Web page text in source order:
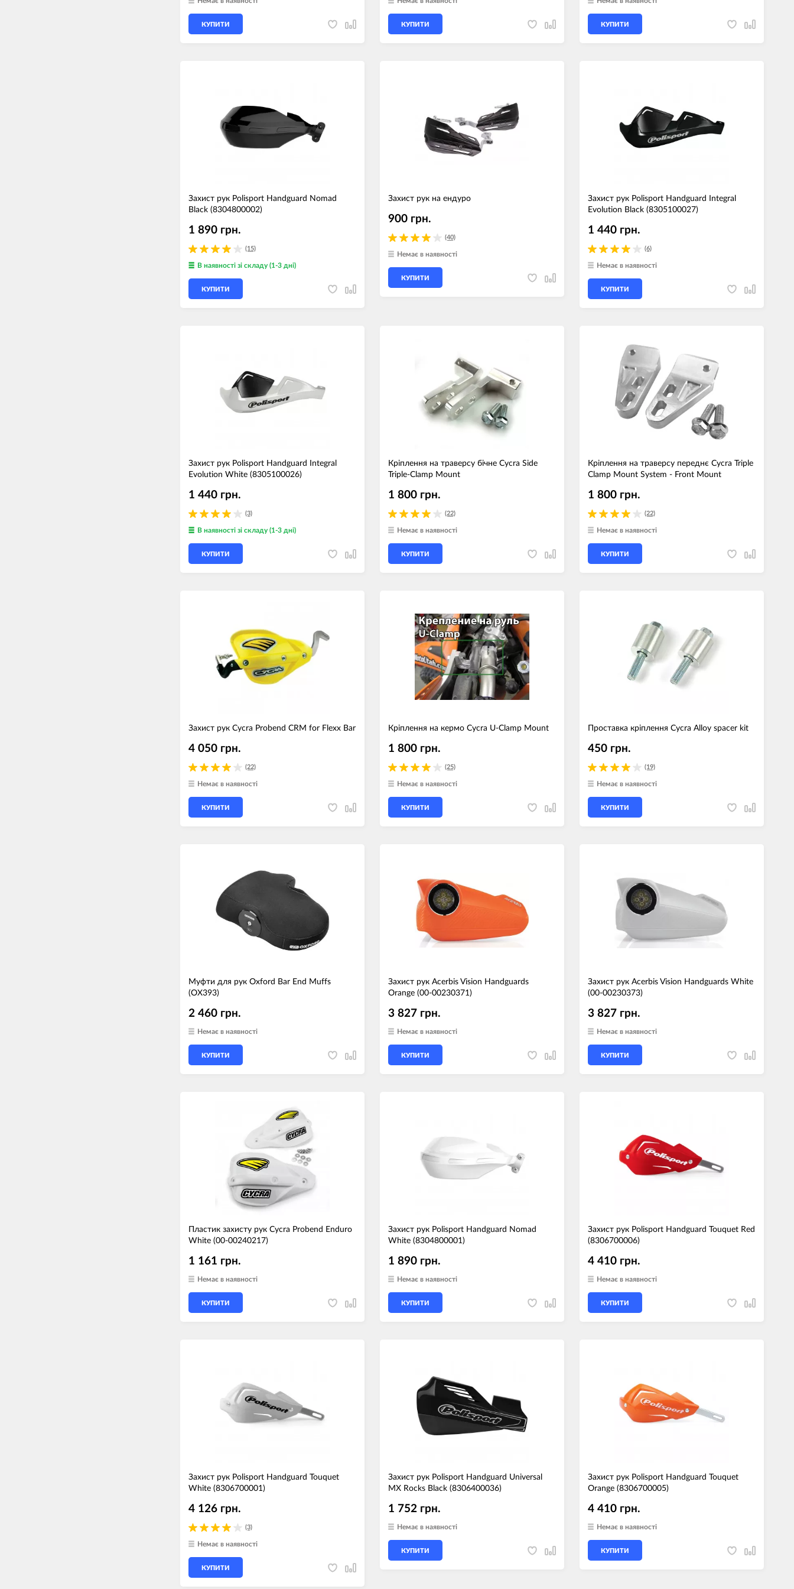
КУПИТИ КУПИТИ КУПИТИ
Захист рук Polisport Handguard Nomad
Black (8304800002)
(15)
1 890 грн.
В наявності зі складу (1-3 дні)
КУПИТИ
Захист рук на ендуро
(40)
900 грн.
Немає в наявності
КУПИТИ
Захист рук Polisport Handguard Integral
Evolution Black (8305100027)
(6)
1 440 грн.
Немає в наявності
КУПИТИ
Захист рук Polisport Handguard Integral
Evolution White (8305100026)
(3)
1 440 грн.
В наявності зі складу (1-3 дні)
КУПИТИ
Кріплення на траверсу бічне Cycra Side
Triple-Clamp Mount
(22)
1 800 грн.
Немає в наявності
КУПИТИ
Кріплення на траверсу переднє Cycra Triple
Clamp Mount System - Front Mount
(22)
1 800 грн.
Немає в наявності
КУПИТИ
Захист рук Cycra Probend CRM for Flexx Bar
(22)
4 050 грн.
Немає в наявності
КУПИТИ
Кріплення на кермо Cycra U-Clamp Mount
(25)
1 800 грн.
Немає в наявності
КУПИТИ
Проставка кріплення Cycra Alloy spacer kit
(19)
450 грн.
Немає в наявності
КУПИТИ
Муфти для рук Oxford Bar End Muffs
(OX393)
2 460 грн.
Немає в наявності
КУПИТИ
Захист рук Acerbis Vision Handguards
Orange (00-00230371)
3 827 грн.
Немає в наявності
КУПИТИ
Захист рук Acerbis Vision Handguards White
(00-00230373)
3 827 грн.
Немає в наявності
КУПИТИ
Пластик захисту рук Cycra Probend Enduro
White (00-00240217)
1 161 грн.
Немає в наявності
КУПИТИ
Захист рук Polisport Handguard Nomad
White (8304800001)
1 890 грн.
Немає в наявності
КУПИТИ
Захист рук Polisport Handguard Touquet Red
(8306700006)
4 410 грн.
Немає в наявності
КУПИТИ
Захист рук Polisport Handguard Touquet
White (8306700001)
(3)
4 126 грн.
Немає в наявності
КУПИТИ
Захист рук Polisport Handguard Universal
MX Rocks Black (8306400036)
1 752 грн.
Немає в наявності
КУПИТИ
Захист рук Polisport Handguard Touquet
Orange (8306700005)
4 410 грн.
Немає в наявності
КУПИТИ